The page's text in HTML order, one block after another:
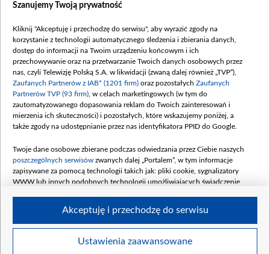
Dofinansowanie 635 783 051,21 PLN
(wpłata wrzesień 100 mln, październik 350
mln, listopad 265 mln)
Dofinansowanie 48 862 000,00 PLN
Data podpisania umowy: GRUDZIEŃ 2025
(wpłata grudzień 60,548 mln)
Dofinansowanie 900 000 000,00 PLN
Data podpisania umowy: LUTY 2026 (wpłata
kwiecień 180 mln, 7 maja 180 mln, 8
czerwca 90 mln)
Dofinansowanie 250 000 000,00 PLN
4 sierpnia 250 mln
Szanujemy Twoją prywatność
Kliknij "Akceptuję i przechodzę do serwisu", aby wyrazić zgody na
korzystanie z technologii automatycznego śledzenia i zbierania danych,
dostęp do informacji na Twoim urządzeniu końcowym i ich
przechowywanie oraz na przetwarzanie Twoich danych osobowych przez
nas, czyli Telewizję Polską S.A. w likwidacji (zwaną dalej również „TVP”),
Zaufanych Partnerów z IAB* (1201 firm) oraz pozostałych Zaufanych
Partnerów TVP (93 firm) , w celach marketingowych (w tym do
zautomatyzowanego dopasowania reklam do Twoich zainteresowań i
mierzenia ich skuteczności) i pozostałych, które wskazujemy poniżej, a
także zgody na udostępnianie przez nas identyfikatora PPID do Google.
Twoje dane osobowe zbierane podczas odwiedzania przez Ciebie naszych
poszczególnych serwisów zwanych dalej „Portalem”, w tym informacje
zapisywane za pomocą technologii takich jak: pliki cookie, sygnalizatory
WWW lub innych podobnych technologii umożliwiających świadczenie
Twoje dane osobowe zbierane podczas odwiedzania przez Ciebie
Ustawienia zaawansowane
Akceptuję i przechodzę do serwisu